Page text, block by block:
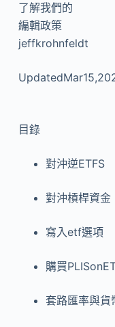
了解我們的
編輯政策
jeffkrohnfeldt
目錄
對沖逆ETFS
對沖槓桿資金
寫入etf選項
購買
套路匯率與貨